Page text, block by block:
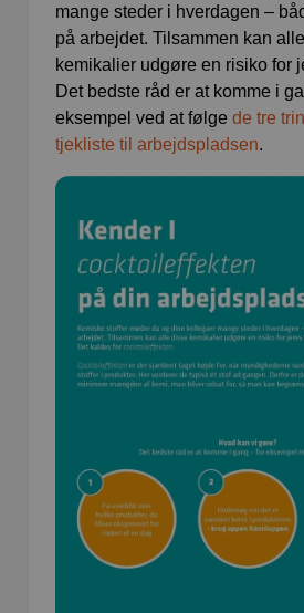
mange steder i hverdagen –
på arbejdet. Tilsammen kan
kemikalier udgøre en risiko for
Det bedste råd er at komme i
eksempel ved at følge de tre
tjekliste til arbejdspladsen.